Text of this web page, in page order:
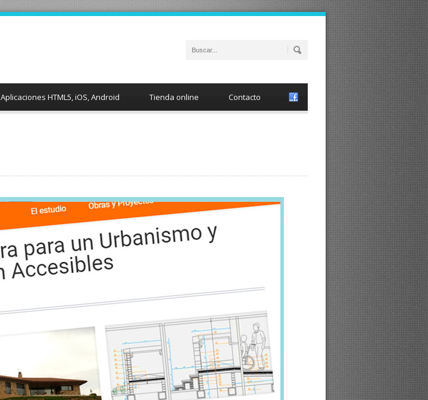
Aplicaciones HTML5, iOS, Android Tienda online Contacto